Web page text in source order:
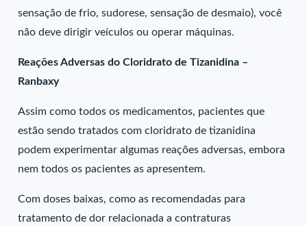
sensação de frio, sudorese, sensação de desmaio), você
não deve dirigir veículos ou operar máquinas.
Reações Adversas do Cloridrato de Tizanidina –
Ranbaxy
Assim como todos os medicamentos, pacientes que
estão sendo tratados com cloridrato de tizanidina
podem experimentar algumas reações adversas, embora
nem todos os pacientes as apresentem.
Com doses baixas, como as recomendadas para
tratamento de dor relacionada a contraturas